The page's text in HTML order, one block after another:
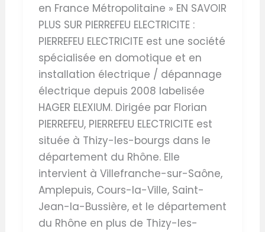
en France Métropolitaine » EN SAVOIR
PLUS SUR PIERREFEU ELECTRICITE :
PIERREFEU ELECTRICITE est une société
spécialisée en domotique et en
installation électrique / dépannage
électrique depuis 2008 labelisée
HAGER ELEXIUM. Dirigée par Florian
PIERREFEU, PIERREFEU ELECTRICITE est
située à Thizy-les-bourgs dans le
département du Rhône. Elle
intervient à Villefranche-sur-Saône,
Amplepuis, Cours-la-Ville, Saint-
Jean-la-Bussière, et le département
du Rhône en plus de Thizy-les-